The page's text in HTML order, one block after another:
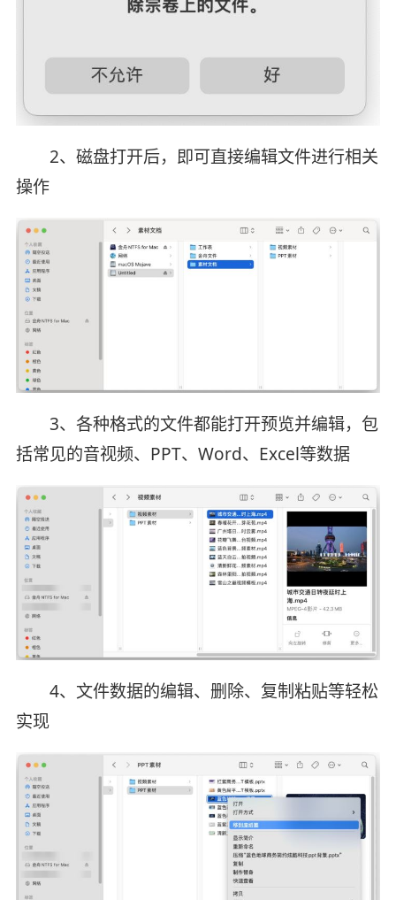
2、磁盘打开后，即可直接编辑文件进行相关
操作
3、各种格式的文件都能打开预览并编辑，包
括常见的音视频、PPT、Word、Excel等数据
4、文件数据的编辑、删除、复制粘贴等轻松
实现